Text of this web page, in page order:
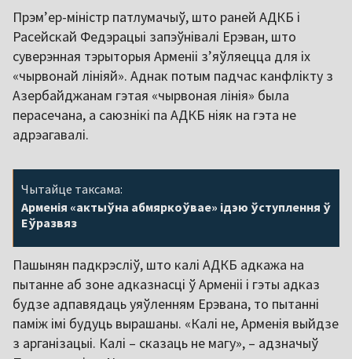
Прэмʼер-міністр патлумачыў, што раней АДКБ і
Расейскай Федэрацыі запэўнівалі Ерэван, што
суверэнная тэрыторыя Арменіі зʼяўляецца для іх
«чырвонай лініяй». Аднак потым падчас канфлікту з
Азербайджанам гэтая «чырвоная лінія» была
перасечана, а саюзнікі па АДКБ ніяк на гэта не
адрэагавалі.
Чытайце таксама:
Арменія «актыўна абмяркоўвае» ідэю ўступлення ў
Еўразвяз
Пашынян падкрэсліў, што калі АДКБ адкажа на
пытанне аб зоне адказнасці ў Арменіі і гэты адказ
будзе адпавядаць уяўленням Ерэвана, то пытанні
паміж імі будуць вырашаны. «Калі не, Арменія выйдзе
з арганізацыі. Калі – сказаць не магу», – адзначыў